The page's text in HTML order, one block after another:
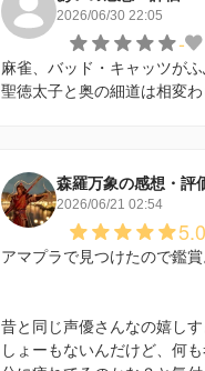
2026/06/30 22:05
-
麻雀、バッド・キャッツが
聖徳太子と奥の細道は相変
森羅万象の感想・評
2026/06/21 02:54
5.0
アマプラで見つけたので鑑賞
昔と同じ声優さんなの嬉しす
しょーもないんだけど、何